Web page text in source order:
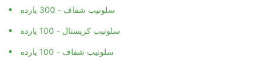
سلوتيب شفاف - 300 يارده
سلوتيب كريستال - 100 يارده
سلوتيب شفاف - 100 يارده